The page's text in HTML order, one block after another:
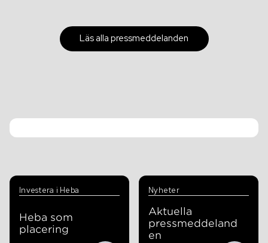
Läs alla pressmeddelanden
Investera i Heba
Heba som
placering
Nyheter
Aktuella
pressmeddeland
en